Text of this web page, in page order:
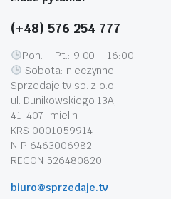
(+48) 576 254 777
Pon. – Pt.: 9:00 – 16:00
Sobota: nieczynne
Sprzedaje.tv sp. z o.o.
ul. Dunikowskiego 13A,
41-407 Imielin
KRS 0001059914
NIP 6463006982
REGON 526480820
biuro@sprzedaje.tv